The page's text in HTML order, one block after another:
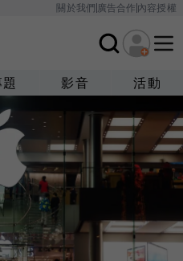
關於我們廣告合作內容授權
影音 活動